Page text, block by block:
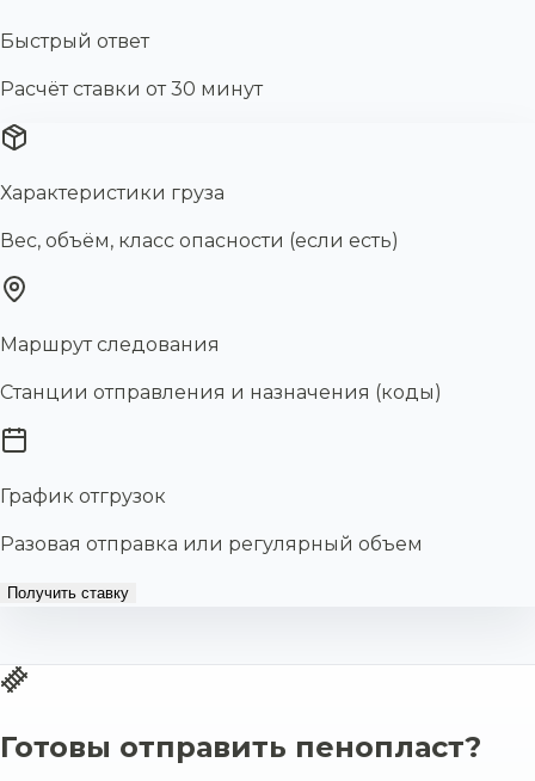
Быстрый ответ
Расчёт ставки от 30 минут
Характеристики груза
Вес, объём, класс опасности (если есть)
Маршрут следования
Станции отправления и назначения (коды)
График отгрузок
Разовая отправка или регулярный объем
Получить ставку
Готовы отправить пенопласт?